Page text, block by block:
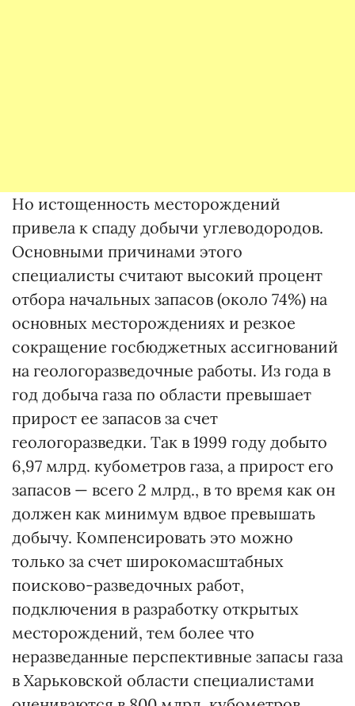
Но истощенность месторождений
привела к спаду добычи углеводородов.
Основными причинами этого
специалисты считают высокий процент
отбора начальных запасов (около 74%) на
основных месторождениях и резкое
сокращение госбюджетных ассигнований
на геологоразведочные работы. Из года в
год добыча газа по области превышает
прирост ее запасов за счет
геологоразведки. Так в 1999 году добыто
6,97 млрд. кубометров газа, а прирост его
запасов — всего 2 млрд., в то время как он
должен как минимум вдвое превышать
добычу. Компенсировать это можно
только за счет широкомасштабных
поисково-разведочных работ,
подключения в разработку открытых
месторождений, тем более что
неразведанные перспективные запасы газа
в Харьковской области специалистами